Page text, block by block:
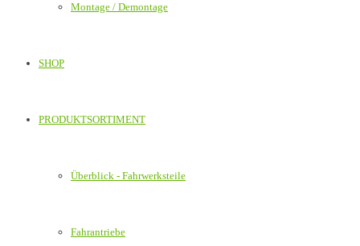
Montage / Demontage
SHOP
PRODUKTSORTIMENT
Überblick - Fahrwerksteile
Fahrantriebe